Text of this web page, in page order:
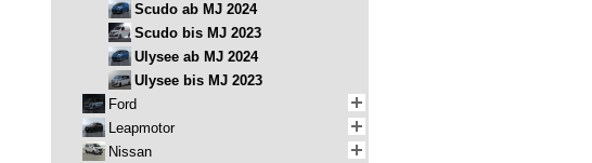
Scudo ab MJ 2024
Scudo bis MJ 2023
Ulysee ab MJ 2024
Ulysee bis MJ 2023
Ford
Leapmotor
Nissan